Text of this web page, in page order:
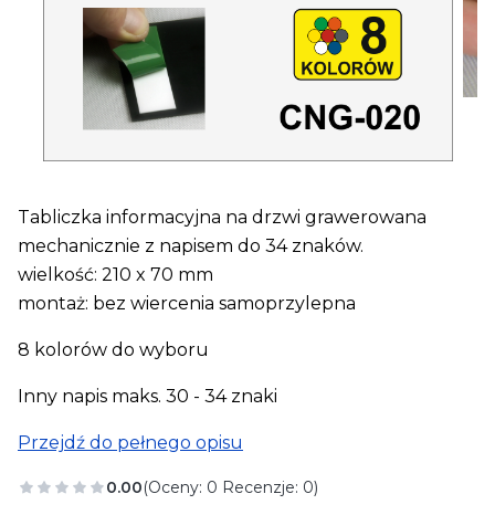
Tabliczka informacyjna na drzwi grawerowana
mechanicznie z napisem do 34 znaków.
wielkość: 210 x 70 mm
montaż: bez wiercenia samoprzylepna
8 kolorów do wyboru
Inny napis maks. 30 - 34 znaki
Przejdź do pełnego opisu
0.00(Oceny: 0 Recenzje: 0)